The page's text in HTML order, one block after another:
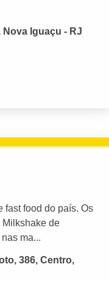
Nova Iguaçu - RJ
fast food do país. Os
Milkshake de
ma...
386, Centro,